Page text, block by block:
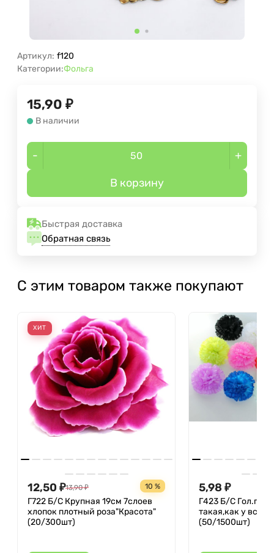
Артикул: f120
Категории:Фольга
15,90 ₽
В наличии
- +
В корзину
Быстрая доставка
Обратная связь
С этим товаром также покупают
ХИТ
12,50 ₽13,90 ₽ 10 %
Г722 Б/С Крупная 19см 7слоев
хлопок плотный роза"Красота"
(20/300шт)
5,98 ₽
Г423 Б/С
такая,как у всех
(50/1500шт)